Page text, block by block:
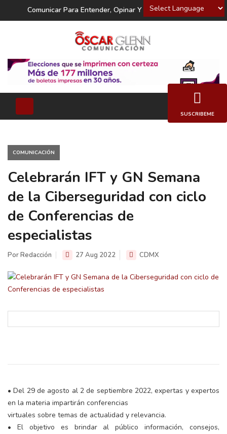
Powered by
Comunicar Para Entender, Opinar Y Decidir
COMUNICACIÓN
Celebrarán IFT y GN Semana
de la Ciberseguridad con ciclo
de Conferencias de
especialistas
Por Redacción 27 Aug 2022 CDMX
• Del 29 de agosto al 2 de septiembre 2022, expertas y expertos
en la materia impartirán conferencias
virtuales sobre temas de actualidad y relevancia.
• El objetivo es brindar al público información, consejos,
SUSCRIBEME